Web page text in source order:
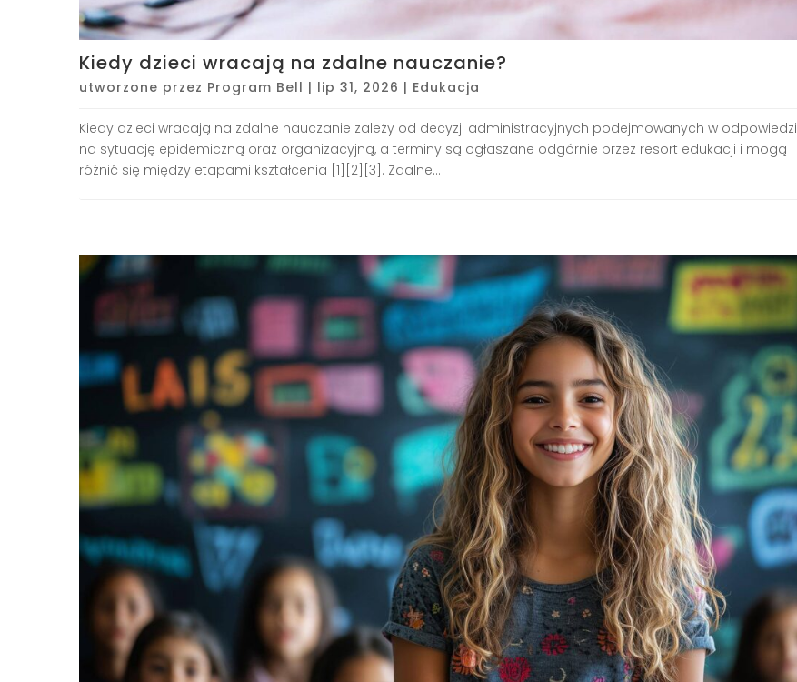
Kiedy dzieci wracają na zdalne nauczanie?
utworzone przez Program Bell | lip 31, 2026 | Edukacja
Kiedy dzieci wracają na zdalne nauczanie zależy od decyzji administracyjnych podejmowanych w odpowiedzi
na sytuację epidemiczną oraz organizacyjną, a terminy są ogłaszane odgórnie przez resort edukacji i mogą
różnić się między etapami kształcenia [1][2][3]. Zdalne...